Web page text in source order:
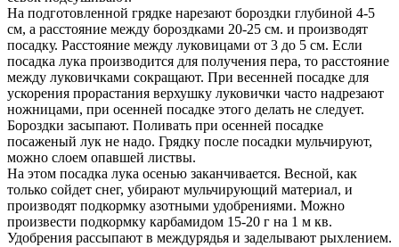
На подготовленной грядке нарезают бороздки глубиной 4-5
см, а расстояние между бороздками 20-25 см. и производят
посадку. Расстояние между луковицами от 3 до 5 см. Если
посадка лука производится для получения пера, то расстояние
между луковичками сокращают. При весенней посадке для
ускорения прорастания верхушку луковички часто надрезают
ножницами, при осенней посадке этого делать не следует.
Бороздки засыпают. Поливать при осенней посадке
посаженый лук не надо. Грядку после посадки мульчируют,
можно слоем опавшей листвы.
На этом посадка лука осенью заканчивается. Весной, как
только сойдет снег, убирают мульчирующий материал, и
производят подкормку азотными удобрениями. Можно
произвести подкормку карбамидом 15-20 г на 1 м кв.
Удобрения рассыпают в междурядья и заделывают рыхлением.